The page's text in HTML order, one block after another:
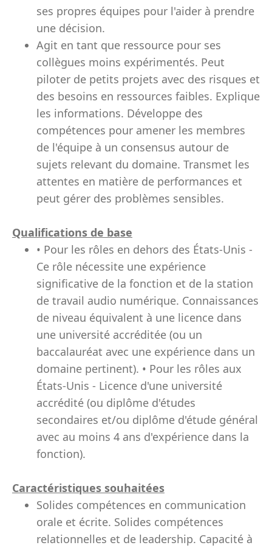
ses propres équipes pour l'aider à prendre
une décision.
Agit en tant que ressource pour ses
collègues moins expérimentés. Peut
piloter de petits projets avec des risques et
des besoins en ressources faibles. Explique
les informations. Développe des
compétences pour amener les membres
de l'équipe à un consensus autour de
sujets relevant du domaine. Transmet les
attentes en matière de performances et
peut gérer des problèmes sensibles.
Qualifications de base
• Pour les rôles en dehors des États-Unis -
Ce rôle nécessite une expérience
significative de la fonction et de la station
de travail audio numérique. Connaissances
de niveau équivalent à une licence dans
une université accréditée (ou un
baccalauréat avec une expérience dans un
domaine pertinent). • Pour les rôles aux
États-Unis - Licence d'une université
accrédité (ou diplôme d'études
secondaires et/ou diplôme d'étude général
avec au moins 4 ans d'expérience dans la
fonction).
Caractéristiques souhaitées
Solides compétences en communication
orale et écrite. Solides compétences
relationnelles et de leadership. Capacité à